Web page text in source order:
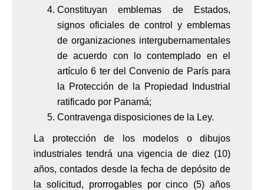
Constituyan emblemas de Estados,
signos oficiales de control y emblemas
de organizaciones intergubernamentales
de acuerdo con lo contemplado en el
artículo 6 ter del Convenio de París para
la Protección de la Propiedad Industrial
ratificado por Panamá;
Contravenga disposiciones de la Ley.
La protección de los modelos o dibujos
industriales tendrá una vigencia de diez (10)
años, contados desde la fecha de depósito de
la solicitud, prorrogables por cinco (5) años